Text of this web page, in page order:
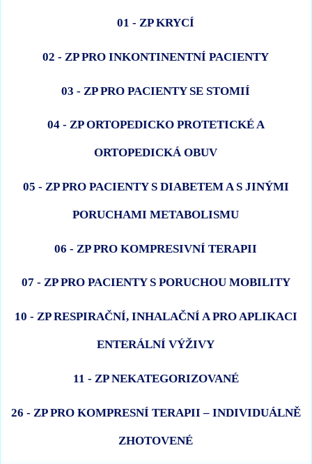
01 - ZP KRYCÍ
02 - ZP PRO INKONTINENTNÍ PACIENTY
03 - ZP PRO PACIENTY SE STOMIÍ
04 - ZP ORTOPEDICKO PROTETICKÉ A
ORTOPEDICKÁ OBUV
05 - ZP PRO PACIENTY S DIABETEM A S JINÝMI
PORUCHAMI METABOLISMU
06 - ZP PRO KOMPRESIVNÍ TERAPII
07 - ZP PRO PACIENTY S PORUCHOU MOBILITY
10 - ZP RESPIRAČNÍ, INHALAČNÍ A PRO APLIKACI
ENTERÁLNÍ VÝŽIVY
11 - ZP NEKATEGORIZOVANÉ
26 - ZP PRO KOMPRESNÍ TERAPII – INDIVIDUÁLNĚ
ZHOTOVENÉ